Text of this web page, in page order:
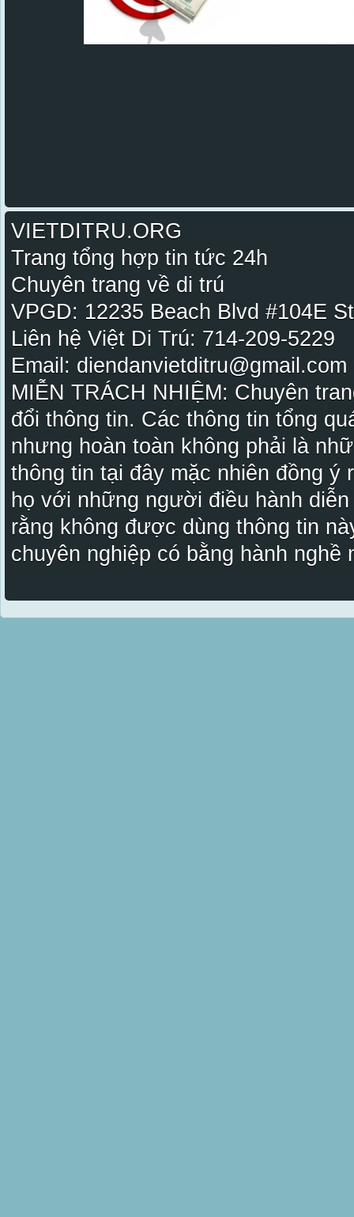
VIETDITRU.ORG
Trang tổng hợp tin tức 24h
Chuyên trang về di trú
VPGD: 12235 Beach Blvd #104E
Liên hệ Việt Di Trú: 714-209-5229
Email:
MIỄN TRÁCH NHIỆM: Chuyên
đổi thông tin. Các thông tin tổng
nhưng hoàn toàn không phải là
thông tin tại đây mặc nhiên đồng ý
họ với những người điều hành
rằng không được dùng thông tin
chuyên nghiệp có bằng hành